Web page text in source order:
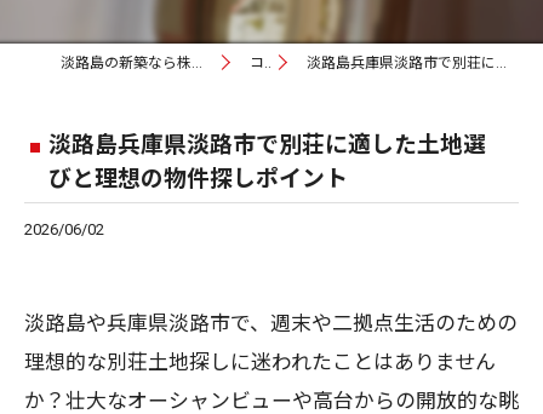
淡路島の新築なら株式会社トータルインダストリー コラム 淡路島兵庫県淡路市で別荘に適した土地選びと理想の物件探しポイント
淡路島兵庫県淡路市で別荘に適した土地選
びと理想の物件探しポイント
2026/06/02
淡路島や兵庫県淡路市で、週末や二拠点生活のための
理想的な別荘土地探しに迷われたことはありません
か？壮大なオーシャンビューや高台からの開放的な眺